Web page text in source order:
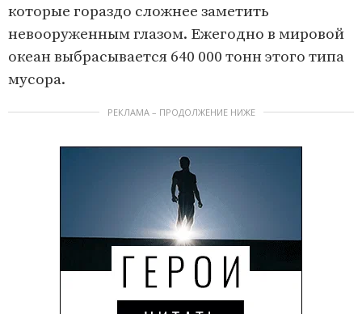
которые гораздо сложнее заметить
невооруженным глазом. Ежегодно в мировой
океан выбрасывается 640 000 тонн этого типа
мусора.
РЕКЛАМА – ПРОДОЛЖЕНИЕ НИЖЕ